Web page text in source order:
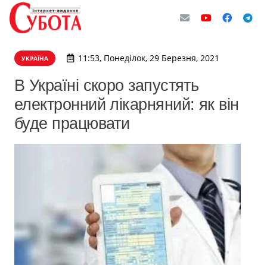
УКРАЇНА 11:53, Понеділок, 29 Березня, 2021
В Україні скоро запустять
електронний лікарняний: як він
буде працювати